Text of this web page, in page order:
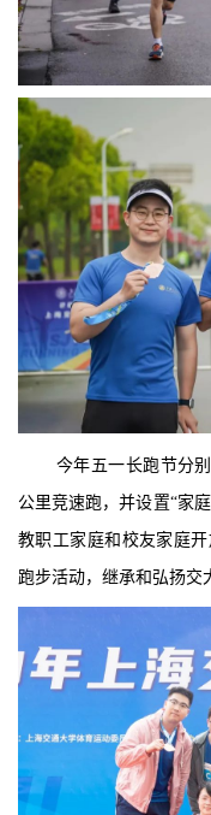
今年五一长跑节分
公里竞速跑，并设置“家
教职工家庭和校友家庭
跑步活动，继承和弘扬交